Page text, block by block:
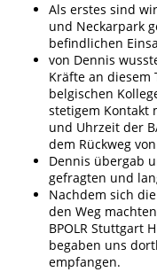
Als erstes sind
und Neckarpark
befindlichen
von Dennis
Kräfte an diesem
belgischen
stetigem Kontakt
und Uhrzeit der
dem Rückweg
Dennis übergab
gefragten und
Nachdem sich
den Weg
BPOLR Stuttgart
begaben uns
empfangen.